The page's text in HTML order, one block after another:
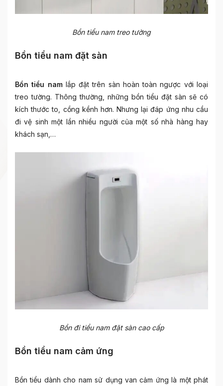
Bồn tiểu nam treo tường
Bồn tiểu nam đặt sàn
Bồn tiểu namlắp đặt trên sàn hoàn toàn ngược với loại
treo tường. Thông thường, những bồn tiểu đặt sàn sẽ có
kích thước to, cồng kềnh hơn. Nhưng lại đáp ứng nhu cầu
đi vệ sinh một lần nhiều người của một số nhà hàng hay
khách sạn,…
Bồn đi tiểu nam đặt sàn cao cấp
Bồn tiểu nam cảm ứng
Bồn tiểu dành cho nam sử dụng van cảm ứng là một phát